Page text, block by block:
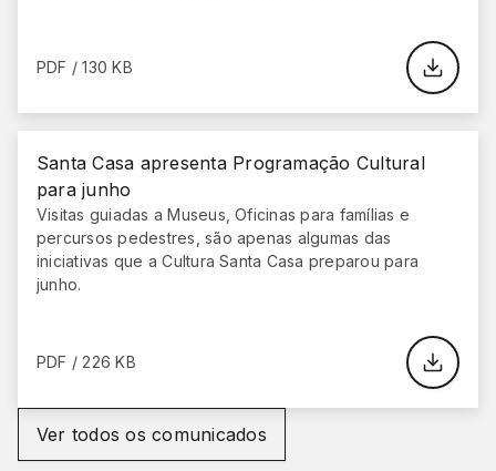
PDF / 130 KB
Santa Casa apresenta Programação Cultural
para junho
Visitas guiadas a Museus, Oficinas para famílias e
percursos pedestres, são apenas algumas das
iniciativas que a Cultura Santa Casa preparou para
junho.
PDF / 226 KB
Ver todos os comunicados